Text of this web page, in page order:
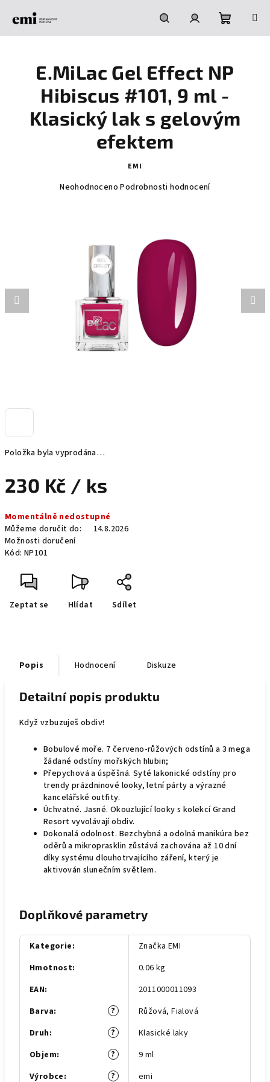
HledatPřihlášeníNákupní
košík
Položka byla vyprodána…
230 Kč / ks
cena:
Momentálně nedostupné
Můžeme doručit do:
14.8.2026
Možnosti doručení
Kód: NP101
Zeptat se Hlídat Sdílet
E.MiLac Gel Effect NP
Hibiscus #101, 9 ml -
Klasický lak s gelovým
efektem
EMI
Průměrné
hvězdiček.
Neohodnoceno Podrobnosti hodnocení
Popis Hodnocení Diskuze
Detailní popis produktu
Když vzbuzuješ obdiv!
Bobulové moře. 7 červeno-růžových odstínů a 3 mega
žádané odstíny mořských hlubin;
Přepychová a úspěšná. Syté lakonické odstíny pro
trendy prázdninové looky, letní párty a výrazné
kancelářské outfity.
Úchvatné. Jasné. Okouzlující looky s kolekcí Grand
Resort vyvolávají obdiv.
Dokonalá odolnost. Bezchybná a odolná manikúra bez
oděrů a mikroprasklin zůstává zachována až 10 dní
díky systému dlouhotrvajícího záření, který je
aktivován slunečním světlem.
Doplňkové parametry
Kategorie:
Značka EMI
Hmotnost:
0.06 kg
EAN:
2011000011093
?
Barva: Růžová,Fialová
?
Druh:
Klasické laky
?
Objem:
9 ml
?
Výrobce: emi